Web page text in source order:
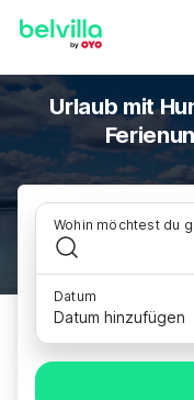
Urlaub mit
Wohin möchtest du
Datum
Datum hinzufügen